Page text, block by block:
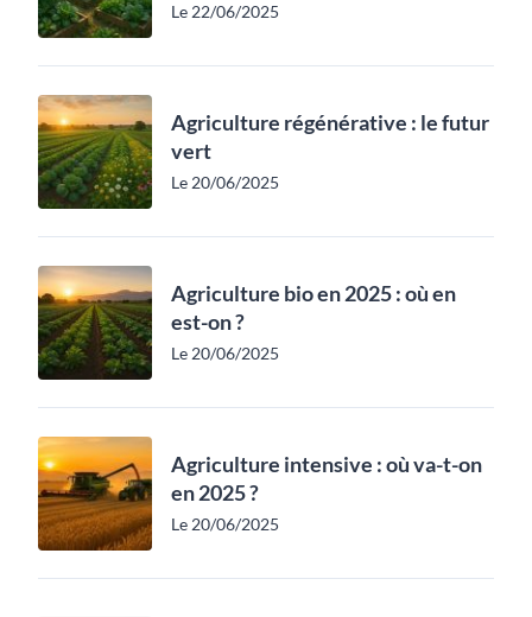
Le 22/06/2025
Agriculture régénérative : le futur
vert
Le 20/06/2025
Agriculture bio en 2025 : où en
est-on ?
Le 20/06/2025
Agriculture intensive : où va-t-on
en 2025 ?
Le 20/06/2025